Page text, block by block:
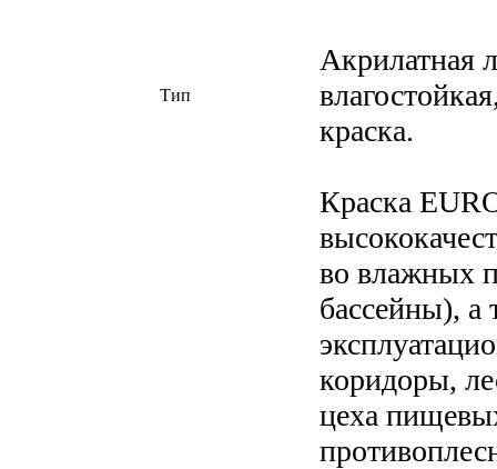
Тип
Акрилатная
краска.
Краска
во влажных
бассейны), а
коридоры,
цеха